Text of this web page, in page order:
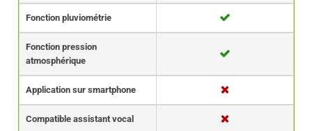
Fonction pluviométrie
Fonction pression
atmosphérique
Application sur smartphone
Compatible assistant vocal